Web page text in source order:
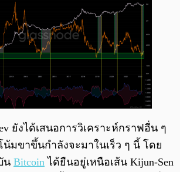
ยังได้เสนอการวิเคราะห์กราฟอื่น ๆ
มขาขึ้นกำลังจะมาในเร็ว ๆ นี้ โดย
น Bitcoin ได้ยืนอยู่เหนือเส้น Kijun-Sen